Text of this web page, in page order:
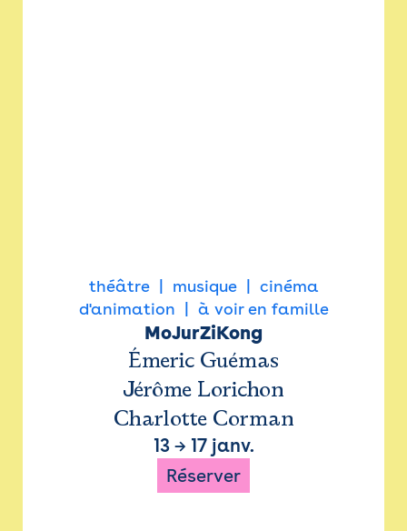
théâtre musique
cinéma
d'animation
à voir en famille
MoJurZiKong
Émeric Guémas
Jérôme Lorichon
Charlotte Corman
13→ 17 janv.
Réserver